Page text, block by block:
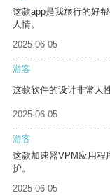
这款app是我旅行的好
人情。
2025-06-05
游客
这款软件的设计非常人
2025-06-05
游客
这款加速器VPM应用程
护。
2025-06-05